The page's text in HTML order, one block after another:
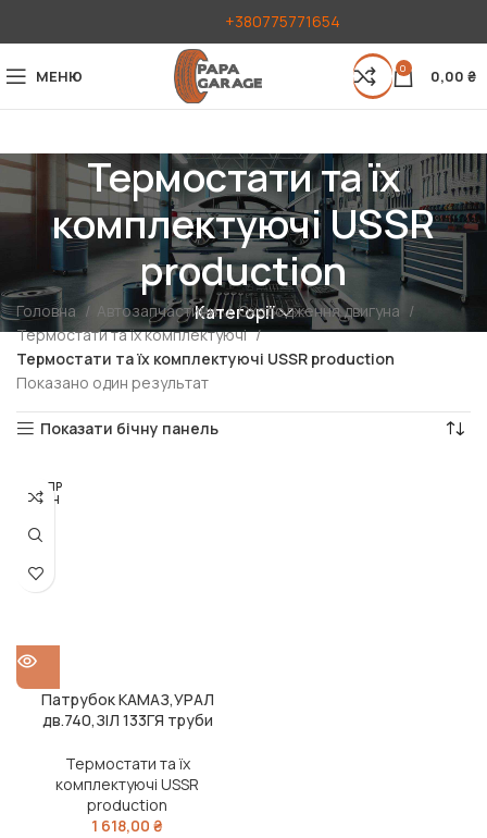
+380775771654
МЕНЮ 0 0,00 ₴
Термостати та їх
комплектуючі USSR
production
Категорії
Головна Автозапчастини
Охолодження двигуна
Термостати та їх комплектуючі
Термостати та їх комплектуючі USSR production
Показано один результат
Показати бічну панель
РОЗПР
ОДАН
Патрубок КАМАЗ,УРАЛ
дв.740,ЗІЛ 133ГЯ труби
помпи(АЛЮМІНІЄВИЙ)
(DETALKA)
Термостати та їх
комплектуючі USSR
production
1 618,00 ₴